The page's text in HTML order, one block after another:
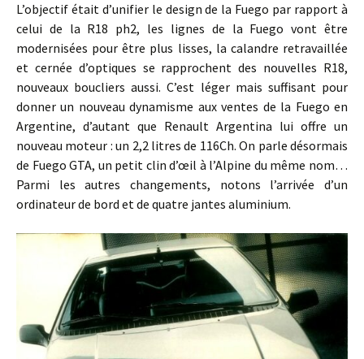
L’objectif était d’unifier le design de la Fuego par rapport à
celui de la R18 ph2, les lignes de la Fuego vont être
modernisées pour être plus lisses, la calandre retravaillée
et cernée d’optiques se rapprochent des nouvelles R18,
nouveaux boucliers aussi. C’est léger mais suffisant pour
donner un nouveau dynamisme aux ventes de la Fuego en
Argentine, d’autant que Renault Argentina lui offre un
nouveau moteur : un 2,2 litres de 116Ch. On parle désormais
de Fuego GTA, un petit clin d’œil à l’Alpine du même nom…
Parmi les autres changements, notons l’arrivée d’un
ordinateur de bord et de quatre jantes aluminium.